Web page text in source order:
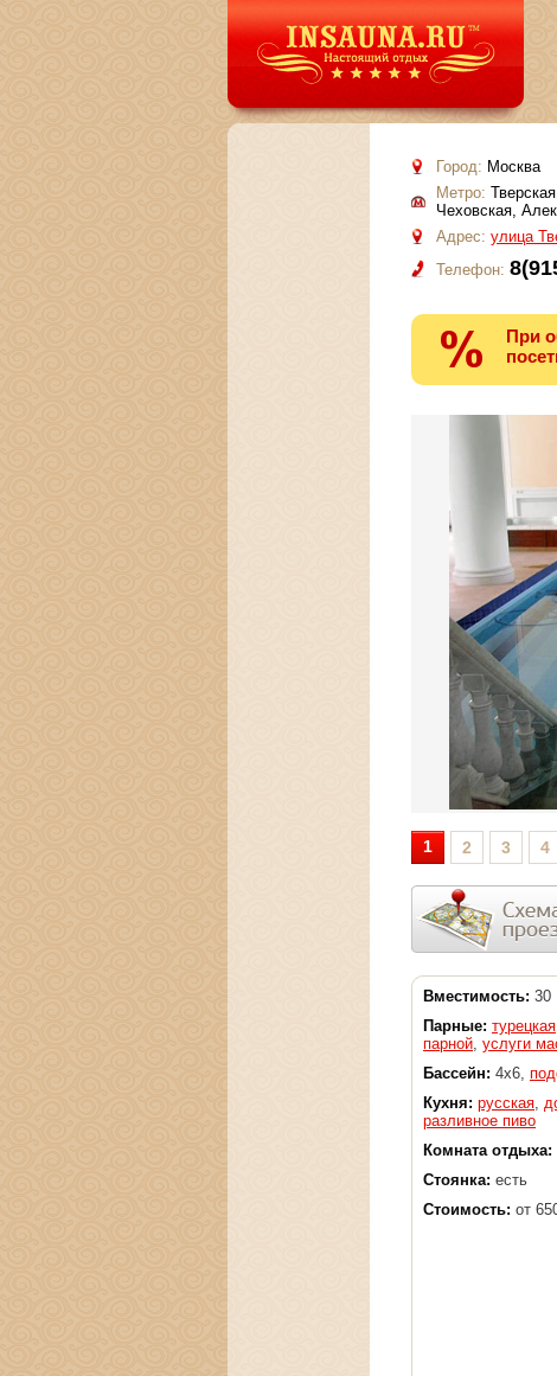
Город: Москва
Метро:
Чеховская,
Адрес: улица
Телефон:
При
1 2 3 4
Вместимость: 30
Парные: турецкая
парной, услуги
Бассейн: 4х6,
Кухня: русская,
разливное пиво
Комната отдыха:
Стоянка: есть
Стоимость: от